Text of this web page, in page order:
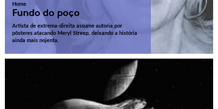
Home
Fundo do poço
Artista de extrema-direita assume autoria por
pôsteres atacando Meryl Streep, deixando a história
ainda mais nojenta.